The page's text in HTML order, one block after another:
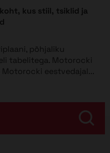
kus stiil, tsiklid ja
põhjaliku
tabelitega. Motorocki
eestvedajal...